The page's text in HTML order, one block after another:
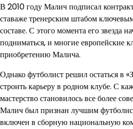
В 2010 году Малич подписал
ставаже тренерским штабом
составе. С этого момента его звезда
подниматься, и многие европейские
приобретению Малича.
Однако футболист решил остаться в
строить карьеру в родном клубе. С
мастерство становилось все более
Малич был признан лучшим
включен в сборную национальную